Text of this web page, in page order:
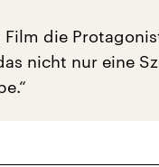
Film die
nicht nur eine